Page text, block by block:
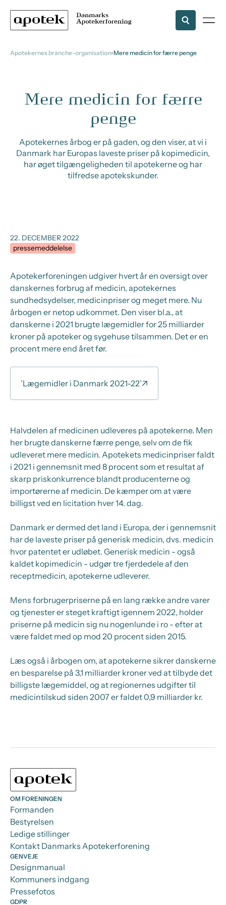
Apotekernes branche-organisation Mere medicin for færre penge
Mere medicin for færre
penge
Apotekernes årbog er på gaden, og den viser, at vi i
Danmark har Europas laveste priser på kopimedicin,
har øget tilgængeligheden til apotekerne og har
tilfredse apotekskunder.
22. DECEMBER 2022
pressemeddelelse
Apotekerforeningen udgiver hvert år en oversigt over
danskernes forbrug af medicin, apotekernes
sundhedsydelser, medicinpriser og meget mere. Nu
årbogen er netop udkommet. Den viser bl.a., at
danskerne i 2021 brugte lægemidler for 25 milliarder
kroner på apoteker og sygehuse tilsammen. Det er en
procent mere end året før.
’Lægemidler i Danmark 2021-22’
Halvdelen af medicinen udleveres på apotekerne. Men
her brugte danskerne færre penge, selv om de fik
udleveret mere medicin. Apotekets medicinpriser faldt
i 2021 i gennemsnit med 8 procent som et resultat af
skarp priskonkurrence blandt producenterne og
importørerne af medicin. De kæmper om at være
billigst ved en licitation hver 14. dag.
Danmark er dermed det land i Europa, der i gennemsnit
har de laveste priser på generisk medicin, dvs. medicin
hvor patentet er udløbet. Generisk medicin - også
kaldet kopimedicin - udgør tre fjerdedele af den
receptmedicin, apotekerne udleverer.
Mens forbrugerpriserne på en lang række andre varer
og tjenester er steget kraftigt igennem 2022, holder
priserne på medicin sig nu nogenlunde i ro - efter at
være faldet med op mod 20 procent siden 2015.
Læs også i årbogen om, at apotekerne sikrer danskerne
en besparelse på 3,1 milliarder kroner ved at tilbyde det
billigste lægemiddel, og at regionernes udgifter til
medicintilskud siden 2007 er faldet 0,9 milliarder kr.
OM FORENINGEN
Formanden
Bestyrelsen
Ledige stillinger
Kontakt Danmarks Apotekerforening
GENVEJE
Designmanual
Kommuners indgang
Pressefotos
GDPR